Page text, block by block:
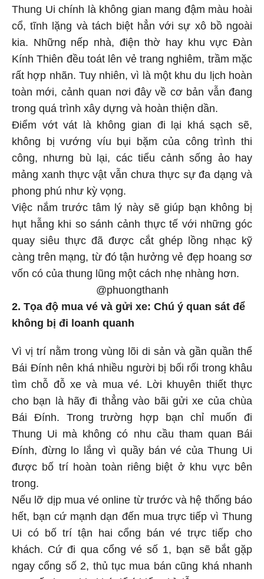
Thung Ui chính là không gian mang đậm màu hoài
cổ, tĩnh lặng và tách biệt hẳn với sự xô bồ ngoài
kia. Những nếp nhà, điện thờ hay khu vực Đàn
Kính Thiên đều toát lên vẻ trang nghiêm, trầm mặc
rất hợp nhãn. Tuy nhiên, vì là một khu du lịch hoàn
toàn mới, cảnh quan nơi đây về cơ bản vẫn đang
trong quá trình xây dựng và hoàn thiện dần.
Điểm vớt vát là không gian đi lại khá sạch sẽ,
không bị vướng víu bụi bặm của công trình thi
công, nhưng bù lại, các tiểu cảnh sống ảo hay
mảng xanh thực vật vẫn chưa thực sự đa dạng và
phong phú như kỳ vọng.
Việc nắm trước tâm lý này sẽ giúp bạn không bị
hụt hẫng khi so sánh cảnh thực tế với những góc
quay siêu thực đã được cắt ghép lồng nhạc kỹ
càng trên mạng, từ đó tận hưởng vẻ đẹp hoang sơ
vốn có của thung lũng một cách nhẹ nhàng hơn.
@phuongthanh
2. Tọa độ mua vé và gửi xe: Chú ý quan sát để
không bị đi loanh quanh
Vì vị trí nằm trong vùng lõi di sản và gần quần thể
Bái Đính nên khá nhiều người bị bối rối trong khâu
tìm chỗ đỗ xe và mua vé. Lời khuyên thiết thực
cho bạn là hãy đi thẳng vào bãi gửi xe của chùa
Bái Đính. Trong trường hợp bạn chỉ muốn đi
Thung Ui mà không có nhu cầu tham quan Bái
Đính, đừng lo lắng vì quầy bán vé của Thung Ui
được bố trí hoàn toàn riêng biệt ở khu vực bên
trong.
Nếu lỡ dịp mua vé online từ trước và hệ thống báo
hết, bạn cứ mạnh dạn đến mua trực tiếp vì Thung
Ui có bố trí tận hai cổng bán vé trực tiếp cho
khách. Cứ đi qua cổng vé số 1, bạn sẽ bắt gặp
ngay cổng số 2, thủ tục mua bán cũng khá nhanh